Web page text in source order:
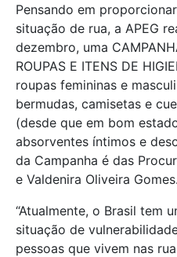
Pensando em
situação de rua, a APEG
dezembro, uma
ROUPAS E ITENS DE
roupas femininas e
bermudas, camisetas e
(desde que em bom
absorventes íntimos e
da Campanha é das
e Valdenira Oliveira Gomes.
“Atualmente, o Brasil tem
situação de
pessoas que vivem nas